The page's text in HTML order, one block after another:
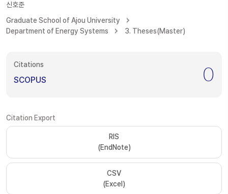
신호준
Graduate School of Ajou University
Department of Energy Systems
3. Theses(Master)
Citations
SCOPUS 0
Citation Export
RIS
(EndNote)
CSV
(Excel)